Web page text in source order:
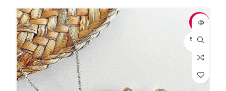
-5%
SOLD